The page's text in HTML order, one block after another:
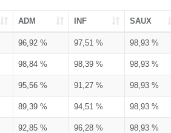
ADM INF SAUX
96,92 % 97,51 % 98,93 %
98,84 % 98,39 % 98,93 %
95,56 % 91,27 % 98,93 %
89,39 % 94,51 % 98,93 %
92,85 % 96,28 % 98,93 %